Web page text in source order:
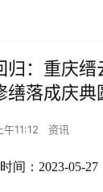
归：重庆缙
缮落成庆典
11:12 资讯
间：2023-05-27